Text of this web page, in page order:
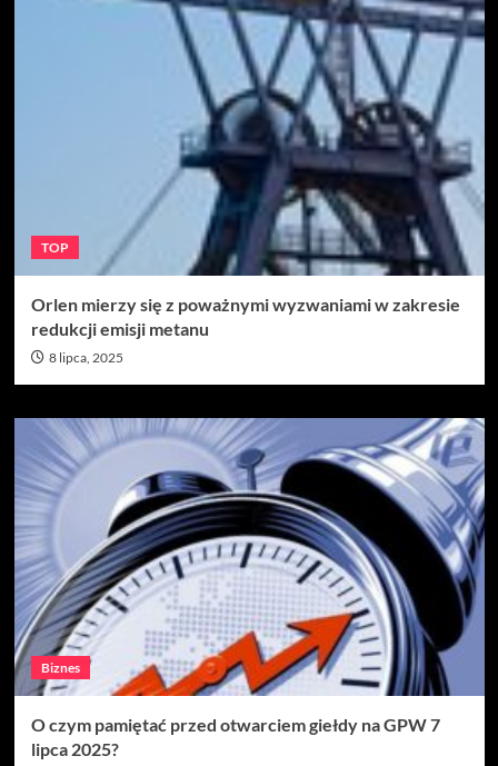
TOP
Orlen mierzy się z poważnymi wyzwaniami w zakresie
redukcji emisji metanu
8 lipca, 2025
Biznes
O czym pamiętać przed otwarciem giełdy na GPW 7
lipca 2025?